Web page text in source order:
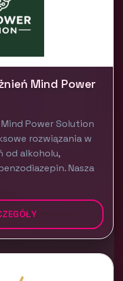
Mind Power
Power Solution
rozwiązania w
od alkoholu,
Nasza